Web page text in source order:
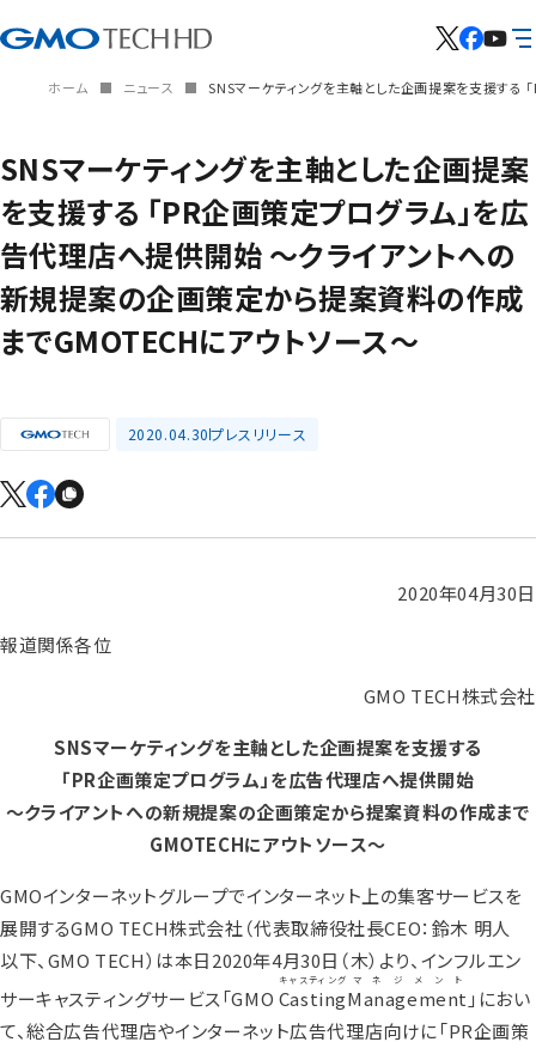
ホーム ニュース SNSマーケティングを主軸とした企画提案を支援す
SNSマーケティングを主軸とした企画提案
を支援する 「PR企画策定プログラム」を広
告代理店へ提供開始 ～クライアントへの
新規提案の企画策定から提案資料の作成
までGMOTECHにアウトソース～
2020.04.30プレスリリース
2020年04月30日
報道関係各位
GMO TECH株式会社
SNSマーケティングを主軸とした企画提案を支援する
「PR企画策定プログラム」を広告代理店へ提供開始
～クライアントへの新規提案の企画策定から提案資料の作成まで
GMOTECHにアウトソース～
GMOインターネットグループでインターネット上の集客サービスを
展開するGMO TECH株式会社（代表取締役社長CEO：鈴木 明人
以下、GMO TECH）は本日2020年4月30日（木）より、インフルエン
サーキャスティングサービス「GMO Casting
キャスティング
Management
マネジメント
」におい
て、総合広告代理店やインターネット広告代理店向けに「PR企画策